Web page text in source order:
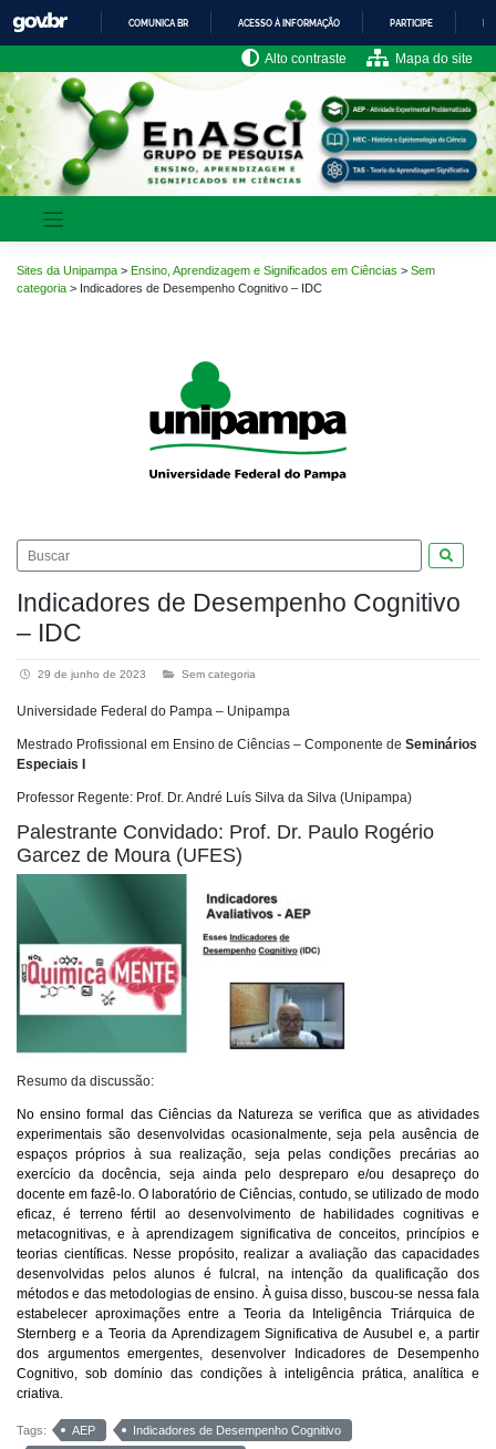
para
o
conteúdo
IR
PARA
O
COMUNICA BR ACESSO À INFORMAÇÃO PARTICIPE
Alto contraste Mapa do site
Sites da Unipampa > Ensino, Aprendizagem e Significados em Ciências > Sem
categoria > Indicadores de Desempenho Cognitivo – IDC
Indicadores de Desempenho Cognitivo
– IDC
29 de junho de 2023 Sem categoria
Universidade Federal do Pampa – Unipampa
Mestrado Profissional em Ensino de Ciências – Componente de Seminários
Especiais I
Professor Regente: Prof. Dr. André Luís Silva da Silva (Unipampa)
Palestrante Convidado: Prof. Dr. Paulo Rogério
Garcez de Moura (UFES)
Resumo da discussão:
No ensino formal das Ciências da Natureza se verifica que as atividades
experimentais são desenvolvidas ocasionalmente, seja pela ausência de
espaços próprios à sua realização, seja pelas condições precárias ao
exercício da docência, seja ainda pelo despreparo e/ou desapreço do
docente em fazê-lo. O laboratório de Ciências, contudo, se utilizado de modo
eficaz, é terreno fértil ao desenvolvimento de habilidades cognitivas e
metacognitivas, e à aprendizagem significativa de conceitos, princípios e
teorias científicas. Nesse propósito, realizar a avaliação das capacidades
desenvolvidas pelos alunos é fulcral, na intenção da qualificação dos
métodos e das metodologias de ensino. À guisa disso, buscou-se nessa fala
estabelecer aproximações entre a Teoria da Inteligência Triárquica de
Sternberg e a Teoria da Aprendizagem Significativa de Ausubel e, a partir
dos argumentos emergentes, desenvolver Indicadores de Desempenho
Cognitivo, sob domínio das condições à inteligência prática, analítica e
criativa.
Tags: AEP
Indicadores de Desempenho Cognitivo